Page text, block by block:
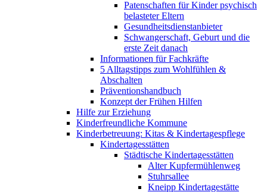
Patenschaften für Kinder psychisch
belasteter Eltern
Gesundheitsdienstanbieter
Schwangerschaft, Geburt und die
erste Zeit danach
Informationen für Fachkräfte
5 Alltagstipps zum Wohlfühlen &
Abschalten
Präventionshandbuch
Konzept der Frühen Hilfen
Hilfe zur Erziehung
Kinderfreundliche Kommune
Kinderbetreuung: Kitas & Kindertagespflege
Kindertagesstätten
Städtische Kindertagesstätten
Alter Kupfermühlenweg
Stuhrsallee
Kneipp Kindertagestätte